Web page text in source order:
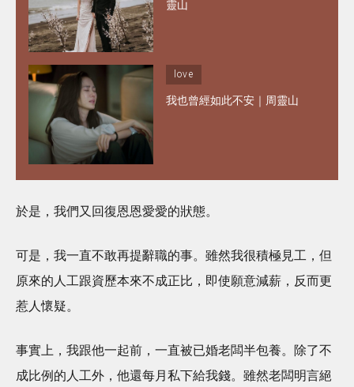
靈山
love
我也曾經如此不安｜周靈山
於是，我們又回復恩恩愛愛的狀態。
可是，我一直不敢再提辭職的事。雖然我很積極見工，但
原來的人工跟資歷本來不成正比，即使願意減薪，反而更
惹人懷疑。
事實上，我跟他一起前，一直被已婚老闆半包養。除了不
成比例的人工外，他還每月私下給我錢。雖然老闆明言絕